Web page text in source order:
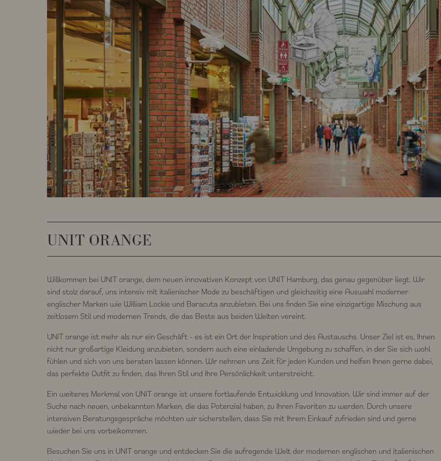
UNIT ORANGE
Willkommen bei UNIT orange, dem neuen innovativen Konzept von UNIT Hamburg, das genau gegenüber liegt. Wir
sind stolz darauf, uns intensiv mit italienischer Mode zu beschäftigen und gleichzeitig eine Auswahl moderner
englischer Marken wie William Lockie und Baracuta anzubieten. Bei uns finden Sie eine einzigartige Mischung aus
zeitlosem Stil und modernen Trends, die das Beste aus beiden Welten vereint.
UNIT orange ist mehr als nur ein Geschäft - es ist ein Ort der Inspiration und des Austauschs. Unser Ziel ist es, Ihnen
nicht nur großartige Kleidung anzubieten, sondern auch eine einladende Umgebung zu schaffen, in der Sie sich wohl
fühlen und sich von uns beraten lassen können. Wir nehmen uns Zeit für jeden Kunden und helfen Ihnen gerne dabei,
das perfekte Outfit zu finden, das Ihren Stil und Ihre Persönlichkeit unterstreicht.
Ein weiteres Merkmal von UNIT orange ist unsere fortlaufende Entwicklung und Innovation. Wir sind immer auf der
Suche nach neuen, unbekannten Marken, die das Potenzial haben, zu Ihren Favoriten zu werden. Durch unsere
intensiven Beratungsgespräche möchten wir sicherstellen, dass Sie mit Ihrem Einkauf zufrieden sind und gerne
wieder bei uns vorbeikommen.
Besuchen Sie uns in UNIT orange und entdecken Sie die aufregende Welt der modernen englischen und italienischen